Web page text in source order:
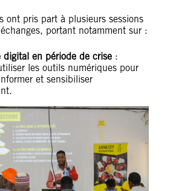
ont pris part à plusieurs sessions
portant notamment sur :
digital en période de crise :
les outils numériques pour
et sensibiliser